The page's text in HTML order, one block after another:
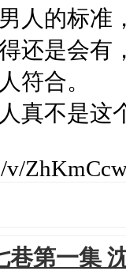
人的标
还是会有
符合。
真不是这
巷第一集